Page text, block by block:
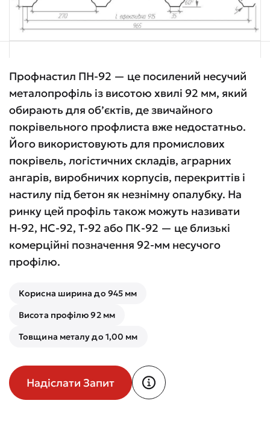
Профнастил ПН-92 — це посилений несучий
металопрофіль із висотою хвилі 92 мм, який
обирають для об’єктів, де звичайного
покрівельного профлиста вже недостатньо.
Його використовують для промислових
покрівель, логістичних складів, аграрних
ангарів, виробничих корпусів, перекриттів і
настилу під бетон як незнімну опалубку. На
ринку цей профіль також можуть називати
Н-92, НС-92, Т-92 або ПК-92 — це близькі
комерційні позначення 92-мм несучого
профілю.
Корисна ширина до 945 мм
Висота профілю 92 мм
Товщина металу до 1,00 мм
Надіслати Запит